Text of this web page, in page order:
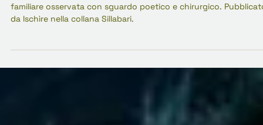
matrimonio
da Ischìre nella collana Sillabari.